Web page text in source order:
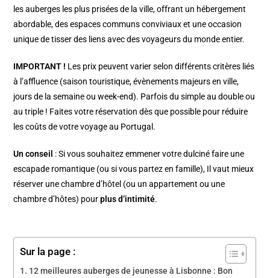
les auberges les plus prisées de la ville, offrant un hébergement
abordable, des espaces communs conviviaux et une occasion
unique de tisser des liens avec des voyageurs du monde entier.
IMPORTANT ! Les prix peuvent varier selon différents critères liés
à l’affluence (saison touristique, évènements majeurs en ville,
jours de la semaine ou week-end). Parfois du simple au double ou
au triple ! Faites votre réservation dès que possible pour réduire
les coûts de votre voyage au Portugal.
Un conseil : Si vous souhaitez emmener votre dulciné faire une
escapade romantique (ou si vous partez en famille), Il vaut mieux
réserver une chambre d’hôtel (ou un appartement ou une
chambre d’hôtes) pourplus d’intimité.
Sur la page :
12 meilleures auberges de jeunesse à Lisbonne : Bon